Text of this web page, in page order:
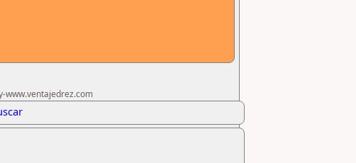
www.ventajedrez.com